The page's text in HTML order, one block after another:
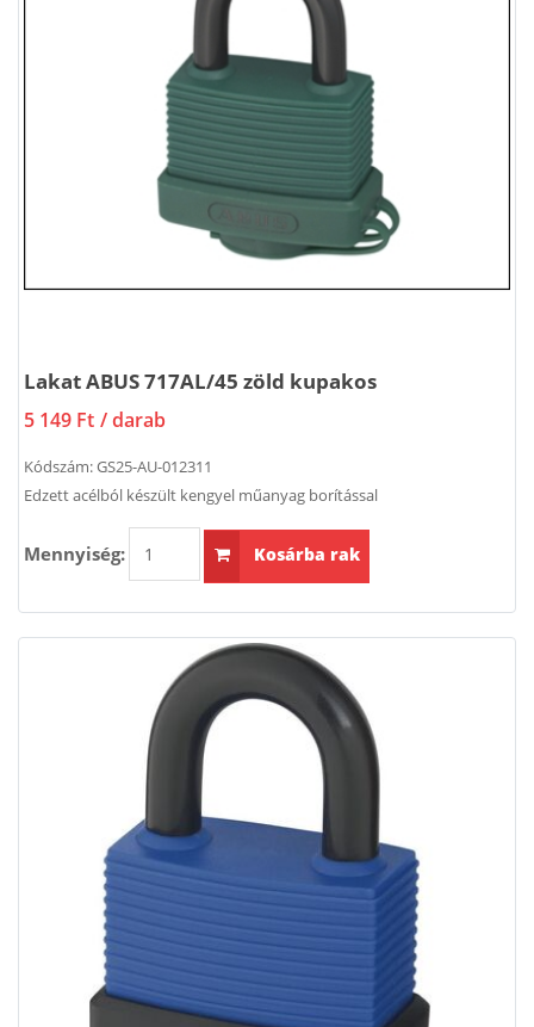
Lakat ABUS 717AL/45 zöld kupakos
5 149 Ft / darab
Kódszám:GS25-AU-012311
Edzett acélból készült kengyel műanyag borítással
Mennyiség: Kosárba rak